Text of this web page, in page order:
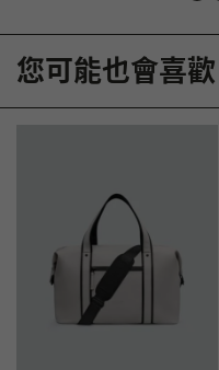
您可能也會喜歡